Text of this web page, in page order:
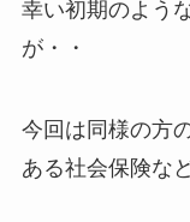
幸い初期のよう
が・・
今回は同様の方
ある社会保険な